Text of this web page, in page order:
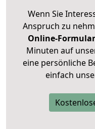
Wenn Sie
Anspruch zu
Online-
Minuten auf
eine persönliche
einfach